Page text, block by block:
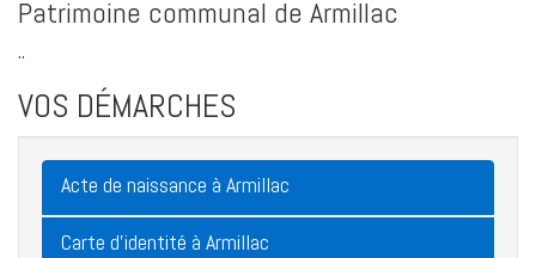
Patrimoine communal de Armillac
..
VOS DÉMARCHES
Acte de naissance à Armillac
Carte d'identité à Armillac